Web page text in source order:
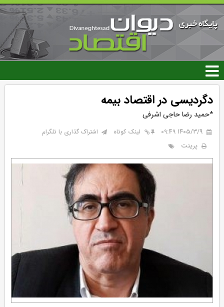
رفتن
محتوای
اصلی
دگردیسی در اقتصاد بیمه
*حمید رضا حاجی اشرفی
۱۴۰۵/۳/۹ 09:49 لینک کوتاه اشتراک گذاری با تلگرام
پرینت